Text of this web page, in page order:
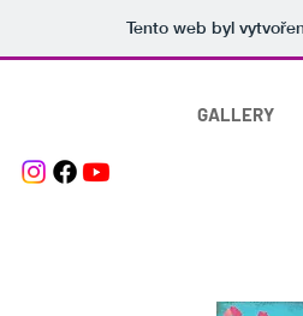
Tento web byl
GALLERY